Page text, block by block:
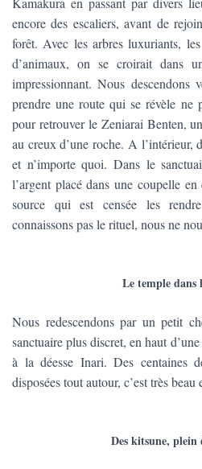
encore des escaliers, avant de
forêt. Avec les arbres luxuriants,
d’animaux, on se croirait dans
impressionnant. Nous descendons
prendre une route qui se révèle ne
pour retrouver le Zeniarai Benten,
au creux d’une roche. A l’intérieur,
et n’importe quoi. Dans le
l’argent placé dans une coupelle
source qui est censée les
connaissons pas le rituel, nous ne
Le temple dans
Nous redescendons par un petit
sanctuaire plus discret, en haut
à la déesse Inari. Des centaines
disposées tout autour, c’est très beau
Des kitsune, plein